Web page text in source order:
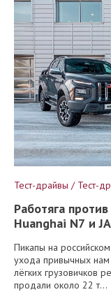
Тест-драйвы / Тест-
Работяга
Huanghai N7 и
Пикапы на
ухода привычных нам
лёгких грузовичков
продали около 22 т...